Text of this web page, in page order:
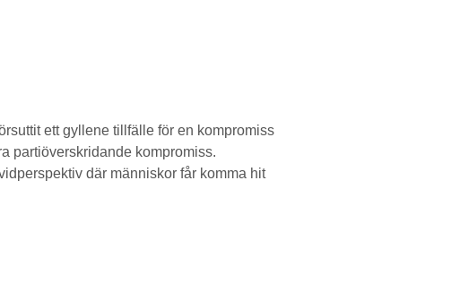
ett gyllene tillfälle för en kompromiss
partiöverskridande kompromiss.
där människor får komma hit